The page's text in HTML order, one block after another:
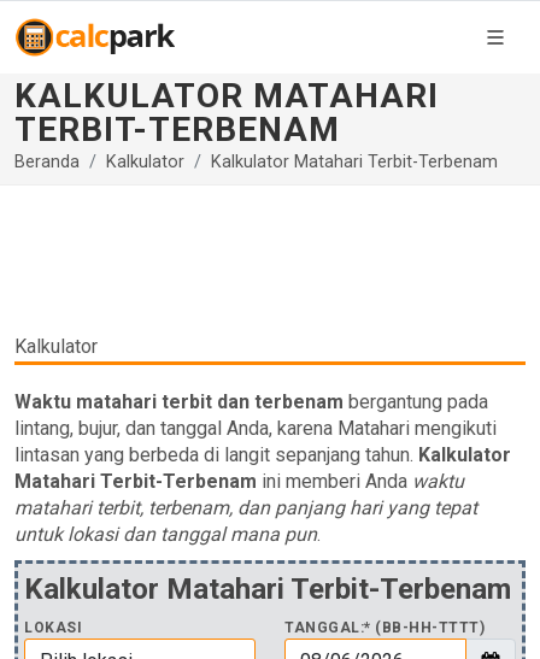
KALKULATOR MATAHARI
TERBIT-TERBENAM
Beranda Kalkulator Kalkulator Matahari Terbit-Terbenam
Kalkulator
Waktu matahari terbit dan terbenam bergantung pada
lintang, bujur, dan tanggal Anda, karena Matahari mengikuti
lintasan yang berbeda di langit sepanjang tahun. Kalkulator
Matahari Terbit-Terbenam ini memberi Anda waktu
matahari terbit, terbenam, dan panjang hari yang tepat
untuk lokasi dan tanggal mana pun.
Kalkulator Matahari Terbit-Terbenam
LOKASI TANGGAL:* (BB-HH-TTTT)